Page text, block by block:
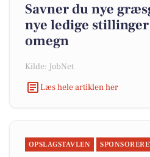
Savner du nye
nye ledige
omegn
Kilde: JobNet
Læs hele artiklen her
OPSLAGSTAVLEN